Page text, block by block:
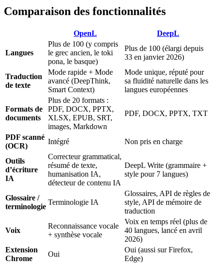
Comparaison des fonctionnalités
OpenL DeepL
Langues
Plus de 100 (y compris
le grec ancien, le toki
pona, le basque)
Plus de 100 (élargi depuis
33 en janvier 2026)
Traduction
de texte
Mode rapide + Mode
avancé (DeepThink,
Smart Context)
Mode unique, réputé pour
sa fluidité naturelle dans les
langues européennes
Formats de
documents
Plus de 20 formats :
PDF, DOCX, PPTX,
XLSX, EPUB, SRT,
images, Markdown
PDF, DOCX, PPTX, TXT
PDF scanné
(OCR)
Intégré Non pris en charge
Outils
d’écriture
IA
Correcteur grammatical,
résumé de texte,
humanisation IA,
détecteur de contenu IA
DeepL Write (grammaire +
style pour 7 langues)
Glossaire /
terminologie
Terminologie IA
Glossaires, API de règles de
style, API de mémoire de
traduction
Voix
Reconnaissance vocale
+ synthèse vocale
Voix en temps réel (plus de
40 langues, lancé en avril
2026)
Extension
Chrome
Oui
Oui (aussi sur Firefox,
Edge)